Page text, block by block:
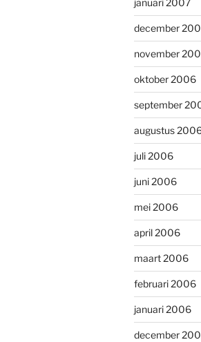
januari 2007
december
november
oktober 2006
september
augustus
juli 2006
juni 2006
mei 2006
april 2006
maart 2006
februari 2006
januari 2006
december